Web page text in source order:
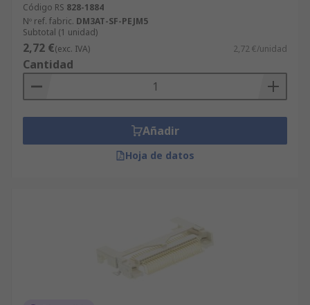
Código RS 828-1884
Nº ref. fabric. DM3AT-SF-PEJM5
Subtotal (1 unidad)
2,72 €(exc. IVA) 2,72 €/unidad
Cantidad
Añadir
Hoja de datos